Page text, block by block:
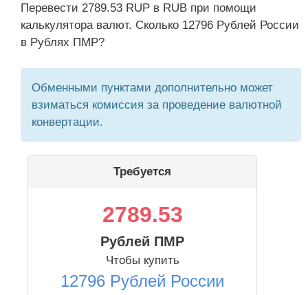
Перевести 2789.53 RUP в RUB при помощи
калькулятора валют. Сколько 12796 Рублей России
в Рублях ПМР?
Обменными пунктами дополнительно может
взиматься комиссия за проведение валютной
конвертации.
Требуется
2789.53
Рублей ПМР
Чтобы купить
12796 Рублей России